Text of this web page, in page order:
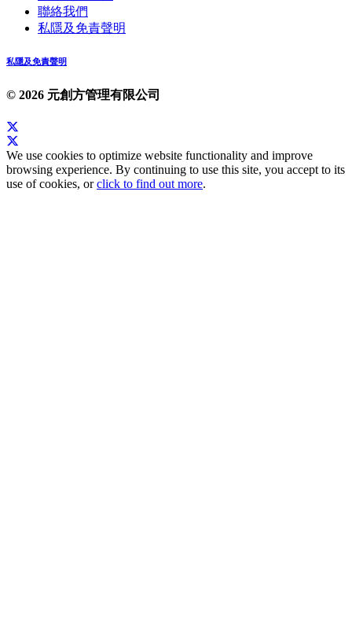
聯絡我們
私隱及免責聲明
私隱及免責聲明
© 2026 元創方管理有限公司
We use cookies to optimize website functionality and improve
browsing experience. By continuing to use this site, you accept to its
use of cookies, orclick to find out more.